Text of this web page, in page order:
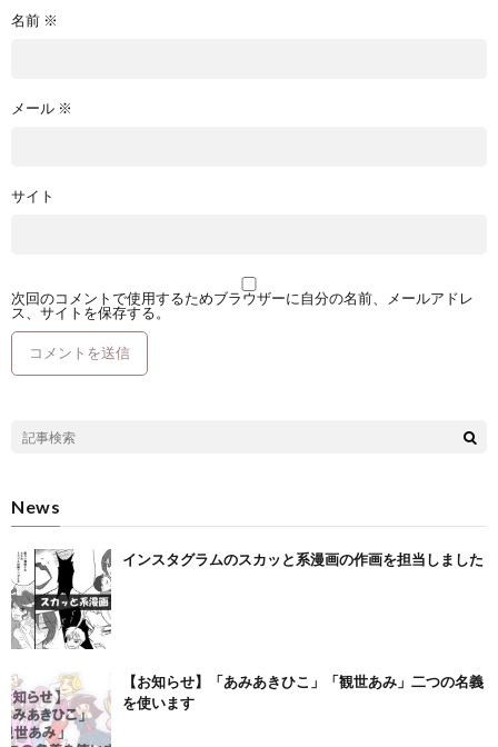
名前 ※
メール ※
サイト
次回のコメントで使用するためブラウザーに自分の名前、メールアドレ
ス、サイトを保存する。
News
インスタグラムのスカッと系漫画の作画を担当しました
【お知らせ】「あみあきひこ」「観世あみ」二つの名義
を使います